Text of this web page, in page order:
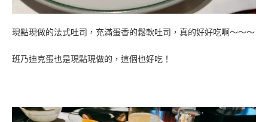
現點現做的法式吐司，充滿蛋香的鬆軟吐司，真的好好吃啊～～～
班乃迪克蛋也是現點現做的，這個也好吃！